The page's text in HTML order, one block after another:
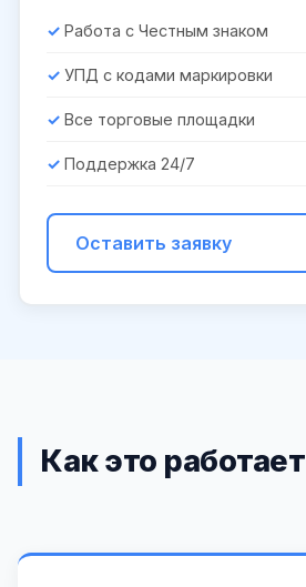
Работа с Честным знаком
УПД с кодами маркировки
Все торговые площадки
Поддержка 24/7
Оставить заявку
Как это работает